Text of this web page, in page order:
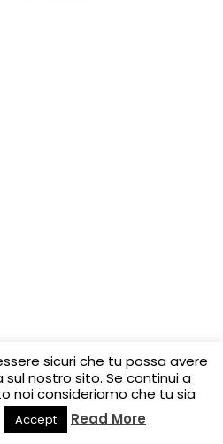
sicuri che tu possa avere
sul nostro sito. Se continui a
noi consideriamo che tu sia
Accept Read More